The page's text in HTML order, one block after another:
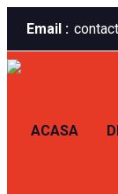
Email :
ACASA